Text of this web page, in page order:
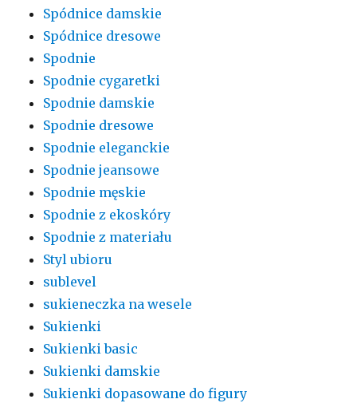
Spódnice damskie
Spódnice dresowe
Spodnie
Spodnie cygaretki
Spodnie damskie
Spodnie dresowe
Spodnie eleganckie
Spodnie jeansowe
Spodnie męskie
Spodnie z ekoskóry
Spodnie z materiału
Styl ubioru
sublevel
sukieneczka na wesele
Sukienki
Sukienki basic
Sukienki damskie
Sukienki dopasowane do figury